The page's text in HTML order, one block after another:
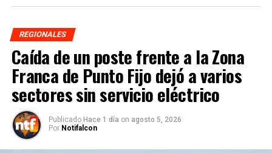
REGIONALES
Caída de un poste frente a la Zona
Franca de Punto Fijo dejó a varios
sectores sin servicio eléctrico
Publicado Hace 1 día on agosto 5, 2026
Por Notifalcon